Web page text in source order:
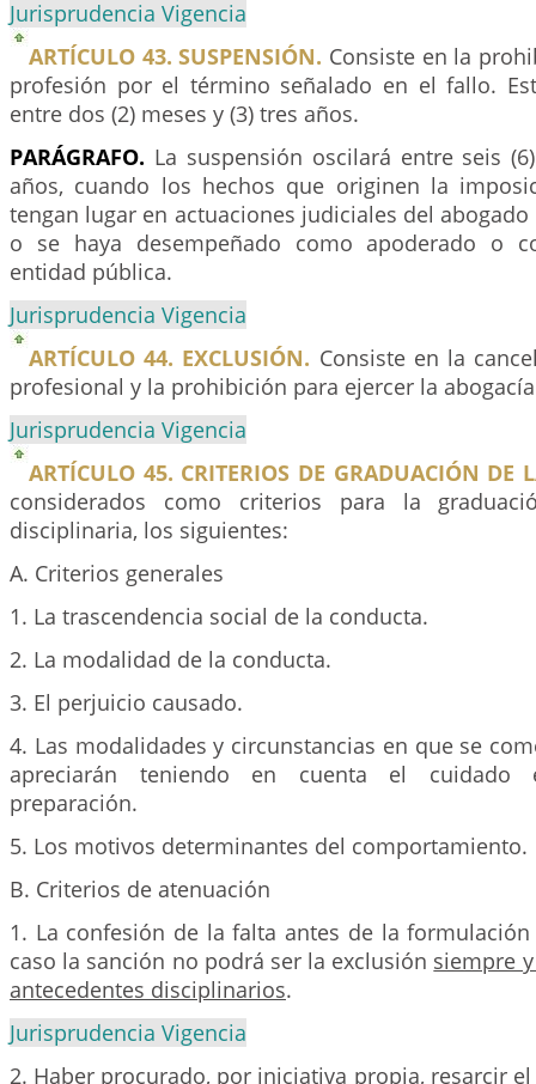
Jurisprudencia Vigencia
ARTÍCULO 43. SUSPENSIÓN. Consiste en la
profesión por el término señalado en el fallo.
entre dos (2) meses y (3) tres años.
PARÁGRAFO. La suspensión oscilará entre seis
años, cuando los hechos que originen la
tengan lugar en actuaciones judiciales del
o se haya desempeñado como apoderado o
entidad pública.
Jurisprudencia Vigencia
ARTÍCULO 44. EXCLUSIÓN. Consiste en la
profesional y la prohibición para ejercer la
Jurisprudencia Vigencia
ARTÍCULO 45. CRITERIOS DE GRADUACIÓN DE
considerados como criterios para la
disciplinaria, los siguientes:
A. Criterios generales
1. La trascendencia social de la conducta.
2. La modalidad de la conducta.
3. El perjuicio causado.
4. Las modalidades y circunstancias en que se
apreciarán teniendo en cuenta el cuidado
preparación.
5. Los motivos determinantes del comportamiento.
B. Criterios de atenuación
1. La confesión de la falta antes de la formulación
caso la sanción no podrá ser la exclusión siempre
antecedentes disciplinarios.
Jurisprudencia Vigencia
2. Haber procurado, por iniciativa propia, resarcir